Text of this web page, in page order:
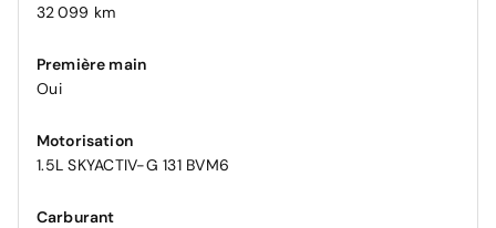
32 099 km
Première main
Oui
Motorisation
1.5L SKYACTIV-G 131 BVM6
Carburant